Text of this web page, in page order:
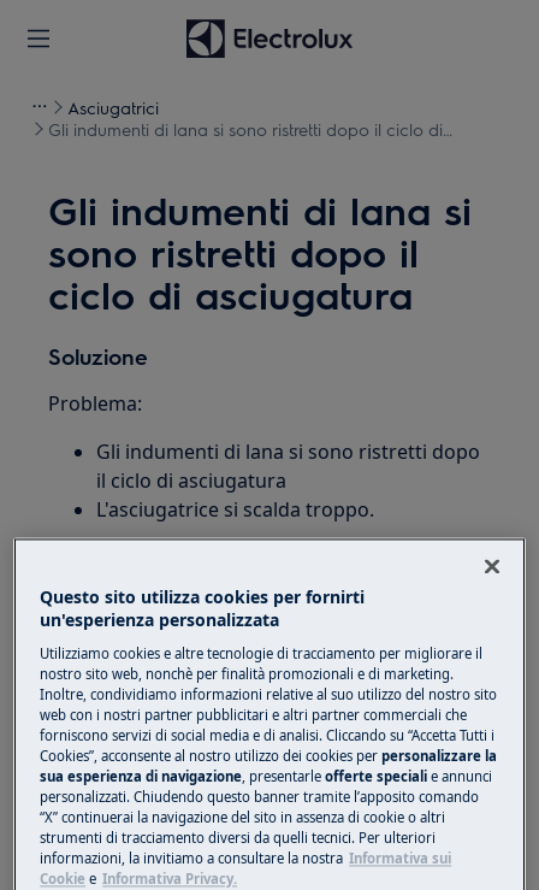
Asciugatrici
Gli indumenti di lana si sono ristretti dopo il ciclo di
Gli indumenti di lana si
sono ristretti dopo il
ciclo di asciugatura
Soluzione
Problema:
Gli indumenti di lana si sono ristretti dopo
il ciclo di asciugatura
L'asciugatrice si scalda troppo.
Asciugatrice a pompa di calore
Lavasciuga a pompa di calore
Soluzione:
1. Utilizzare esclusivamente il programma
speciale per capi in lana lavabili a mano con
asciugatura delicata.
Estrarre subito i capi al termine del programma.
Il simbolo seguente sulle asciugatrici indica che
Questo sito utilizza cookies per fornirti
un'esperienza personalizzata
Utilizziamo cookies e altre tecnologie di tracciamento per migliorare il
nostro sito web, nonchè per finalità promozionali e di marketing.
Inoltre, condividiamo informazioni relative al suo utilizzo del nostro sito
web con i nostri partner pubblicitari e altri partner commerciali che
forniscono servizi di social media e di analisi. Cliccando su “Accetta Tutti i
Cookies”, acconsente al nostro utilizzo dei cookies perpersonalizzare la
sua esperienza di navigazione, presentarleofferte speciali e annunci
personalizzati. Chiudendo questo banner tramite l’apposito comando
“X” continuerai la navigazione del sito in assenza di cookie o altri
strumenti di tracciamento diversi da quelli tecnici. Per ulteriori
informazioni, la invitiamo a consultare la nostra Informativa sui
Cookie e Informativa Privacy.